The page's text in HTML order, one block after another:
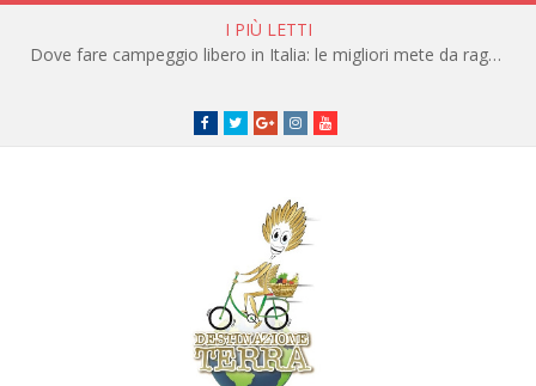
I PIÙ LETTI
Dove fare campeggio libero in Italia: le migliori mete da raggiungere in traghetto
Facebook
TwitterGoogle+instagramyoutube